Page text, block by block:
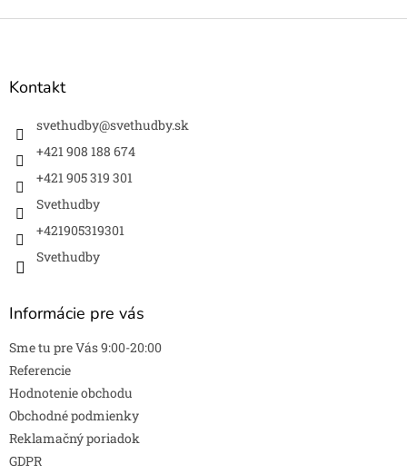
Z
Kontakt
svethudby@svethudby.sk
+421 908 188 674
+421 905 319 301
Svethudby
+421905319301
Svethudby
Informácie pre vás
Sme tu pre Vás 9:00-20:00
Referencie
Hodnotenie obchodu
Obchodné podmienky
Reklamačný poriadok
GDPR